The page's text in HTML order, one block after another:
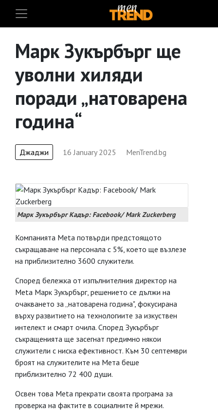
Марк Зукърбърг ще
уволни хиляди
поради „натоварена
година“
Джаджи 16 January 2025 MenTrend.bg
Марк Зукърбърг Кадър: Facebook/ Mark Zuckerberg
Компанията Meta потвърди предстоящото
съкращаване на персонала с 5%, което ще възлезе
на приблизително 3600 служители.
Според бележка от изпълнителния директор на
Meta Марк Зукърбърг, решението се дължи на
очакването за „натоварена година", фокусирана
върху развитието на технологиите за изкуствен
интелект и смарт очила. Според Зукърбърг
съкращенията ще засегнат предимно някои
служители с ниска ефективност. Към 30 септември
броят на служителите на Мета беше
приблизително 72 400 души.
Освен това Meta прекрати своята програма за
проверка на фактите в социалните й мрежи.